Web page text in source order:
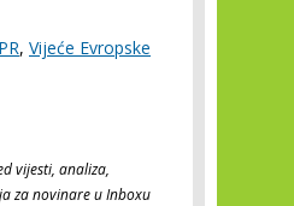
, Vijeće Evropske
vijesti, analiza,
za novinare u Inboxu